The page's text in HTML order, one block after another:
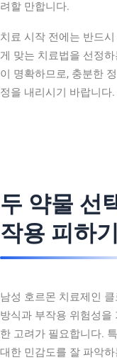
려할 만합니다.
치료 시작 전에는 반드
게 맞는 치료법을 선정
이 명확하므로, 충분한
정을 내리시기 바랍니다.
두 약물 선
작용 피하기
남성 호르몬 치료제인
방식과 부작용 위험성을
한 고려가 필요합니다.
대한 민감도를 잘 파악